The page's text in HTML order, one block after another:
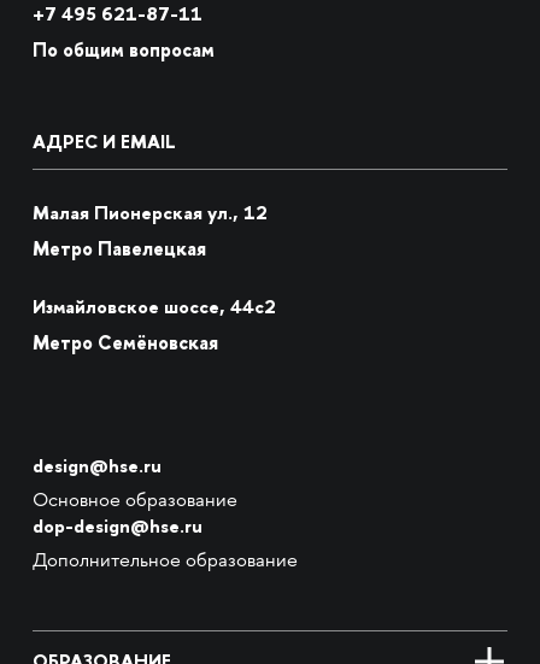
+7 495 621-87-11
По общим вопросам
АДРЕС И EMAIL
Малая Пионерская ул., 12
Метро Павелецкая
Измайловское шоссе, 44с2
Метро Семёновская
design@hse.ru
Основное образование
dop-design@hse.ru
Дополнительное образование